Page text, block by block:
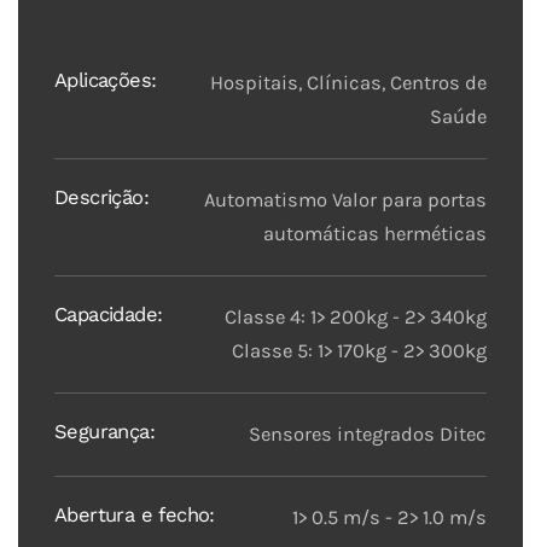
Aplicações:
Hospitais, Clínicas, Centros de
Saúde
Descrição:
Automatismo Valor para portas
automáticas herméticas
Capacidade:
Classe 4: 1> 200kg - 2> 340kg
Classe 5: 1> 170kg - 2> 300kg
Segurança: Sensores integrados Ditec
Abertura e fecho: 1> 0.5 m/s - 2> 1.0 m/s